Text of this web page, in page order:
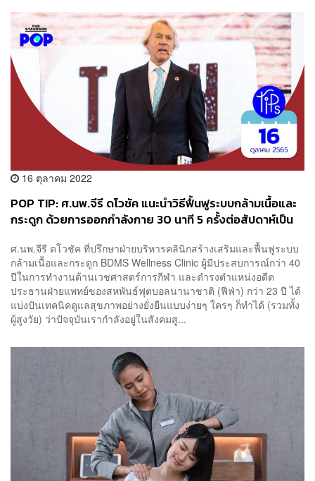
16 ตุลาคม 2022
POP TIP: ศ.นพ.จีรี ดโวชัค แนะนำวิธีฟื้นฟูระบบกล้ามเนื้อและ
กระดูก ด้วยการออกกำลังกาย 30 นาที 5 ครั้งต่อสัปดาห์เป็น
ศ.นพ.จีรี ดโวชัค ที่ปรึกษาฝ่ายบริหารคลินิกสร้างเสริมและฟื้นฟูระบบ
กล้ามเนื้อและกระดูก BDMS Wellness Clinic ผู้มีประสบการณ์กว่า 40
ปีในการทำงานด้านเวชศาสตร์การกีฬา และดำรงตำแหน่งอดีต
ประธานฝ่ายแพทย์ของสหพันธ์ฟุตบอลนานาชาติ (ฟีฟ่า) กว่า 23 ปี ได้
แบ่งปันเทคนิคดูแลสุขภาพอย่างยั่งยืนแบบง่ายๆ ใครๆ ก็ทำได้ (รวมทั้ง
ผู้สูงวัย) ว่าปัจจุบันเรากำลังอยู่ในสังคมสู...